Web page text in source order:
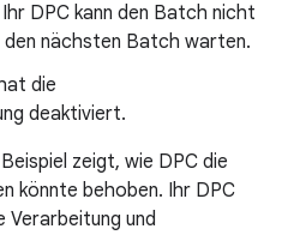
DPC kann den Batch nicht
nächsten Batch warten.
die
deaktiviert.
zeigt, wie DPC die
könnte behoben. Ihr DPC
und